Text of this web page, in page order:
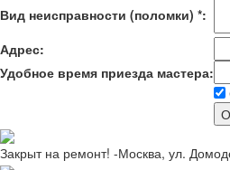
Вид неисправности (поломки) *:
Адрес:
Удобное время приезда мастера:
Закрыт на ремонт! -Москва, ул.